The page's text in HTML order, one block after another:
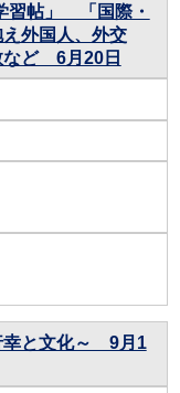
習帖」 「国際・
外国人、外交
など 6月20日
幸と文化～ 9月1